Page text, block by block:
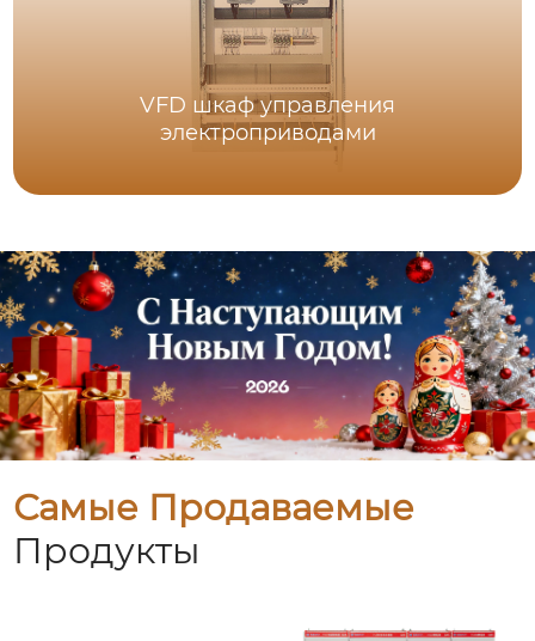
VFD шкаф управления
электроприводами
Самые Продаваемые
Продукты